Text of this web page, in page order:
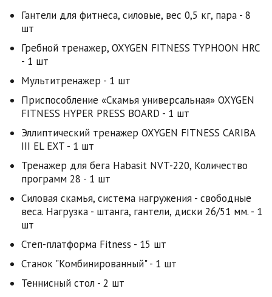
Гантели для фитнеса, силовые, вес 0,5 кг, пара - 8
шт
Гребной тренажер, OXYGEN FITNESS TYPHOON HRC
- 1 шт
Мультитренажер - 1 шт
Приспособление «Скамья универсальная» OXYGEN
FITNESS HYPER PRESS BOARD - 1 шт
Эллиптический тренажер OXYGEN FITNESS CARIBA
III EL EXT - 1 шт
Тренажер для бега Habasit NVT-220, Количество
программ 28 - 1 шт
Силовая скамья, система нагружения - свободные
веса. Нагрузка - штанга, гантели, диски 26/51 мм. - 1
шт
Степ-платформа Fitness - 15 шт
Станок "Комбинированный" - 1 шт
Теннисный стол - 2 шт